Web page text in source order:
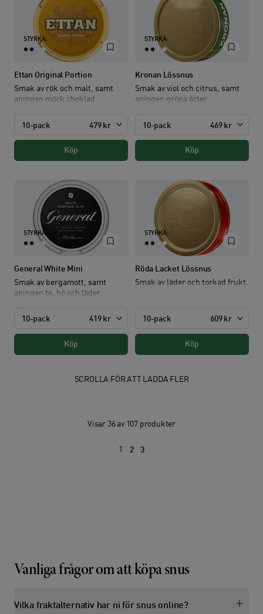
STYRKA:
Ettan Original Portion
Smak av rök och malt, samt
aningen mörk choklad.
10-pack 479 kr
Köp
STYRKA:
Kronan Lössnus
Smak av viol och citrus, samt
aningen gröna örter.
10-pack 469 kr
Köp
STYRKA:
General White Mini
Smak av bergamott, samt
aningen te, hö och läder.
10-pack 419 kr
Köp
STYRKA:
Röda Lacket Lössnus
Smak av läder och torkad frukt.
10-pack 609 kr
Köp
SCROLLA FÖR ATT LADDA FLER
Visar 36 av 107 produkter
1 2 3
Vanliga frågor om att köpa snus
Vilka fraktalternativ har ni för snus online?